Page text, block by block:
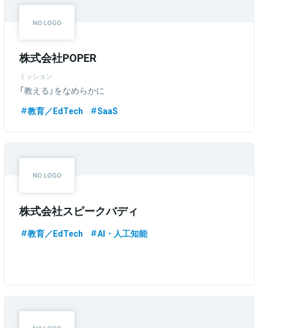
株式会社POPER
ミッション
「教える」をなめらかに
教育／EdTech
SaaS
株式会社スピークバディ
教育／EdTech AI・人工知能